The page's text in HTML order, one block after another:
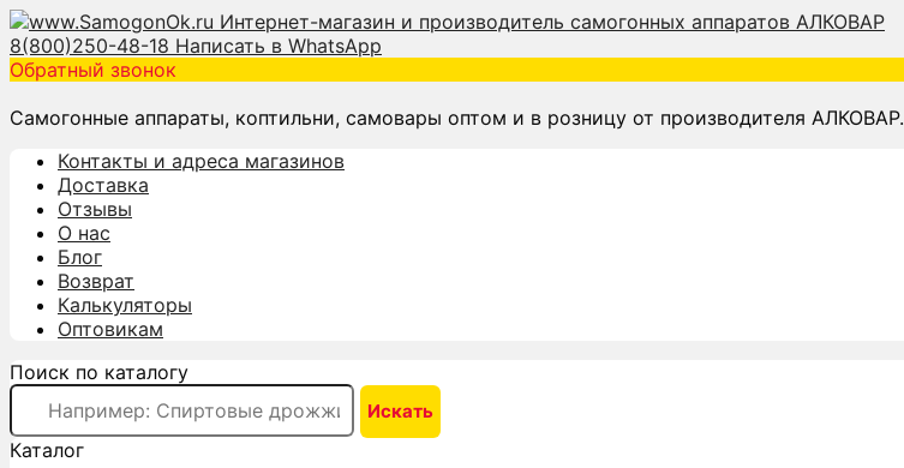
8(800)250-48-18 Написать в WhatsApp
Обратный звонок
Самогонные аппараты, коптильни, самовары оптом и в розницу от производителя АЛКОВАР.
Контакты и адреса магазинов
Доставка
Отзывы
О нас
Блог
Возврат
Калькуляторы
Оптовикам
Поиск по каталогу
Каталог